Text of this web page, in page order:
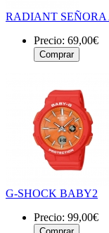
RADIANT
Precio: 69,00€
G-SHOCK BABY2
Precio: 99,00€